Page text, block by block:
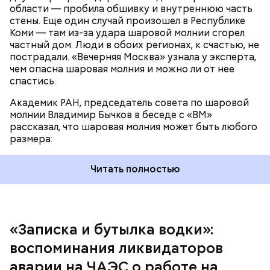
области — пробила обшивку и внутреннюю часть
стены. Еще один случай произошел в Республике
Коми — там из-за удара шаровой молнии сгорел
частный дом. Люди в обоих регионах, к счастью, не
пострадали. «Вечерняя Москва» узнала у эксперта,
чем опасна шаровая молния и можно ли от нее
спастись.
Академик РАН, председатель совета по шаровой
молнии Владимир Бычков в беседе с «ВМ»
рассказал, что шаровая молния может быть любого
размера:
Читать полностью
«Записка и бутылка водки»:
воспоминания ликвидаторов
транспорт. Привезли в полк. Построились. Сказали,
что произошло. Создали мобильный отряд. Через
несколько часов мы направились в сторону
Чернобыля, — вспоминает Макеев.
По его словам, солдаты не знали о масштабах
трагедии. Подобных аварий раньше не случалось.
Поэтому он не испытывал страха.
За свою земную жизнь он совершил множество
добрых дел во славу Божию.